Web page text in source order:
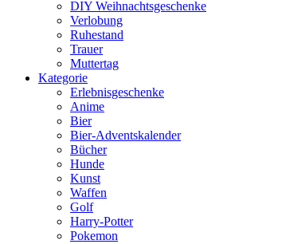
DIY Weihnachtsgeschenke
Verlobung
Ruhestand
Trauer
Muttertag
Kategorie
Erlebnisgeschenke
Anime
Bier
Bier-Adventskalender
Bücher
Hunde
Kunst
Waffen
Golf
Harry-Potter
Pokemon